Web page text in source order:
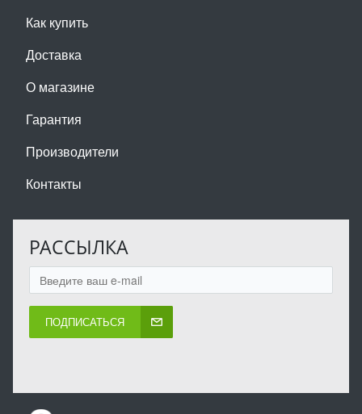
Как купить
Доставка
О магазине
Гарантия
Производители
Контакты
РАССЫЛКА
ПОДПИСАТЬСЯ